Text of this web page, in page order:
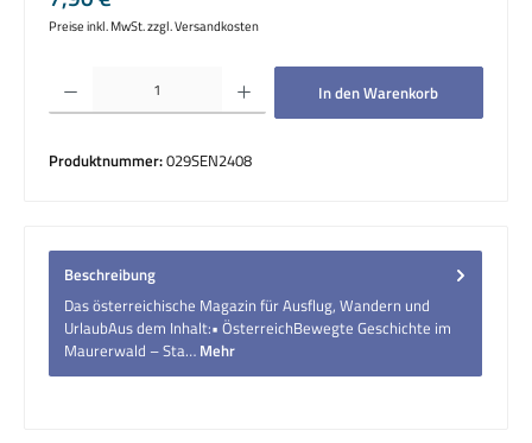
Preise inkl. MwSt. zzgl. Versandkosten
Produkt Anzahl: Gib den gewünschten Wert ein oder benutze die Schaltflächen um
In den Warenkorb
Produktnummer:029SEN2408
Beschreibung
Das österreichische Magazin für Ausflug, Wandern und
UrlaubAus dem Inhalt:• ÖsterreichBewegte Geschichte im
Maurerwald – Sta… Mehr